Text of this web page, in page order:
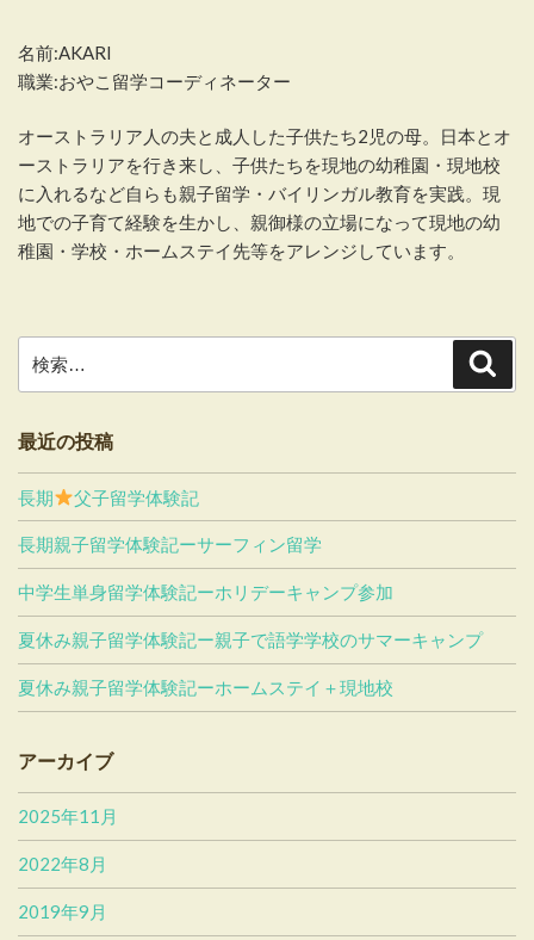
名前:AKARI
職業:おやこ留学コーディネーター
オーストラリア人の夫と成人した子供たち2児の母。日本とオ
ーストラリアを行き来し、子供たちを現地の幼稚園・現地校
に入れるなど自らも親子留学・バイリンガル教育を実践。現
地での子育て経験を生かし、親御様の立場になって現地の幼
稚園・学校・ホームステイ先等をアレンジしています。
索:
索
最近の投稿
長期 父子留学体験記
長期親子留学体験記ーサーフィン留学
中学生単身留学体験記ーホリデーキャンプ参加
夏休み親子留学体験記ー親子で語学学校のサマーキャンプ
夏休み親子留学体験記ーホームステイ＋現地校
アーカイブ
2025年11月
2022年8月
2019年9月